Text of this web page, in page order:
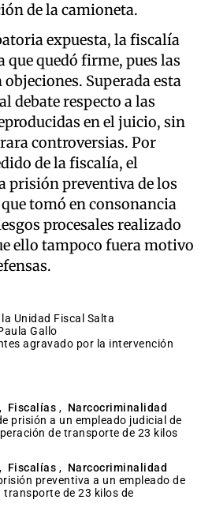
de la camioneta.
expuesta, la fiscalía
quedó firme, pues las
Superada esta
debate respecto a las
en el juicio, sin
controversias. Por
de la fiscalía, el
prisión preventiva de los
tomó en consonancia
procesales realizado
ello tampoco fuera motivo
la Unidad Fiscal Salta
Gallo
, Fiscalías , Narcocriminalidad
prisión a un empleado judicial de
de transporte de 23 kilos
, Fiscalías , Narcocriminalidad
preventiva a un empleado de
de 23 kilos de